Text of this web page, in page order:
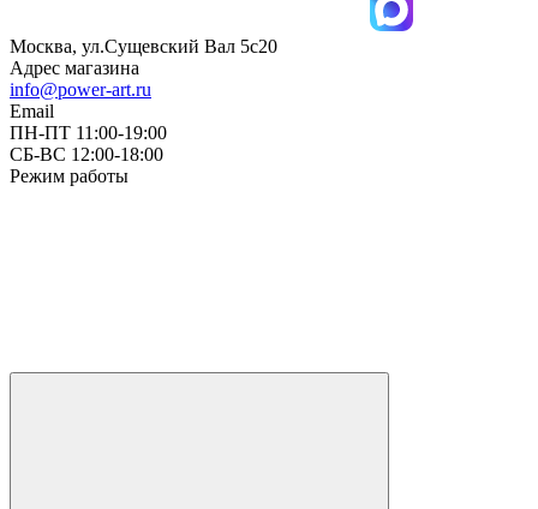
Москва, ул.Сущевский Вал 5с20
Адрес магазина
info@power-art.ru
Email
ПН-ПТ 11:00-19:00
СБ-ВС 12:00-18:00
Режим работы